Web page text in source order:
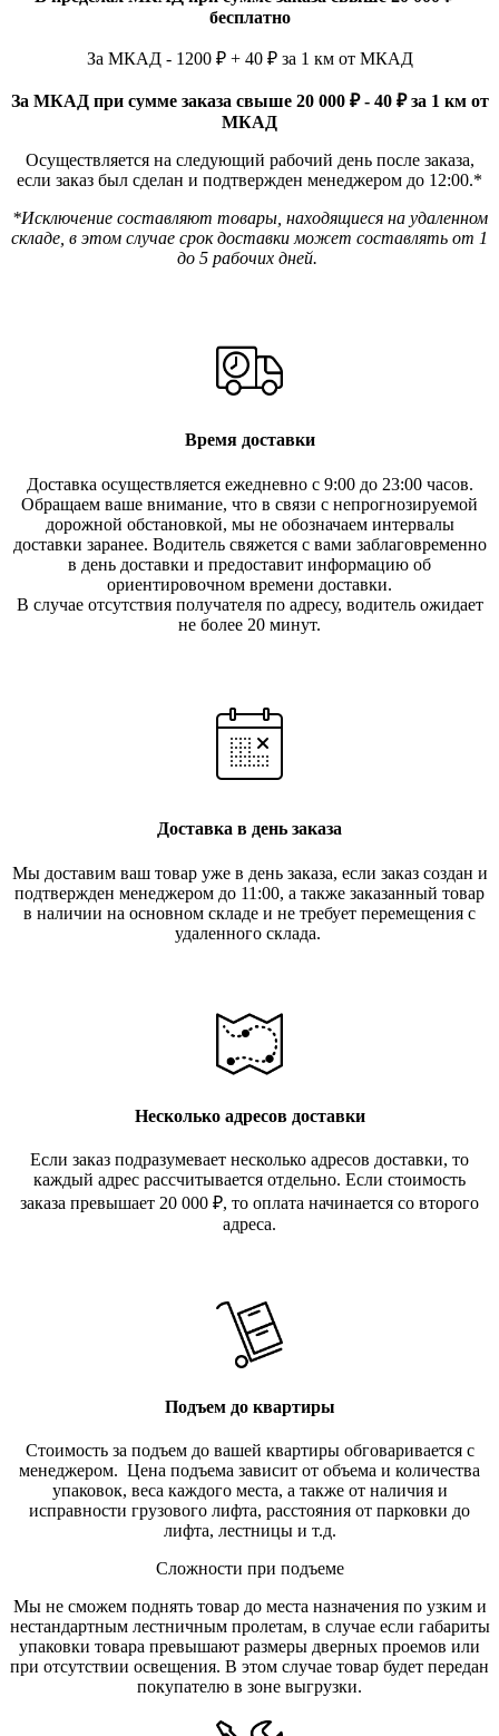
бесплатно
За МКАД - 1200 ₽ + 40 ₽ за 1 км от МКАД
За МКАД при сумме заказа свыше 20 000 ₽ - 40 ₽ за 1 км от
МКАД
Осуществляется на следующий рабочий день после заказа,
если заказ был сделан и подтвержден менеджером до 12:00.*
*Исключение составляют товары, находящиеся на удаленном
складе, в этом случае срок доставки может составлять от 1
до 5 рабочих дней.
Время доставки
Доставка осуществляется ежедневно с 9:00 до 23:00 часов.
Обращаем ваше внимание, что в связи с непрогнозируемой
дорожной обстановкой, мы не обозначаем интервалы
доставки заранее. Водитель свяжется с вами заблаговременно
в день доставки и предоставит информацию об
ориентировочном времени доставки.
В случае отсутствия получателя по адресу, водитель ожидает
не более 20 минут.
Доставка в день заказа
Мы доставим ваш товар уже в день заказа, если заказ создан и
подтвержден менеджером до 11:00, а также заказанный товар
в наличии на основном складе и не требует перемещения с
удаленного склада.
Несколько адресов доставки
Если заказ подразумевает несколько адресов доставки, то
каждый адрес рассчитывается отдельно. Если стоимость
заказа превышает 20 000 ₽, то оплата начинается со второго
адреса.
Подъем до квартиры
Стоимость за подъем до вашей квартиры обговаривается с
менеджером. Цена подъема зависит от объема и количества
упаковок, веса каждого места, а также от наличия и
исправности грузового лифта, расстояния от парковки до
лифта, лестницы и т.д.
Сложности при подъеме
Мы не сможем поднять товар до места назначения по узким и
нестандартным лестничным пролетам, в случае если габариты
упаковки товара превышают размеры дверных проемов или
при отсутствии освещения. В этом случае товар будет передан
покупателю в зоне выгрузки.